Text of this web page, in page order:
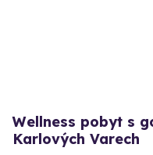
Wellness pobyt s
Karlových Varech